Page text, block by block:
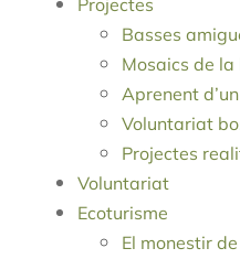
Basses
Mosaics de
Aprenent
Voluntariat
Projectes
Voluntariat
Ecoturisme
El monestir